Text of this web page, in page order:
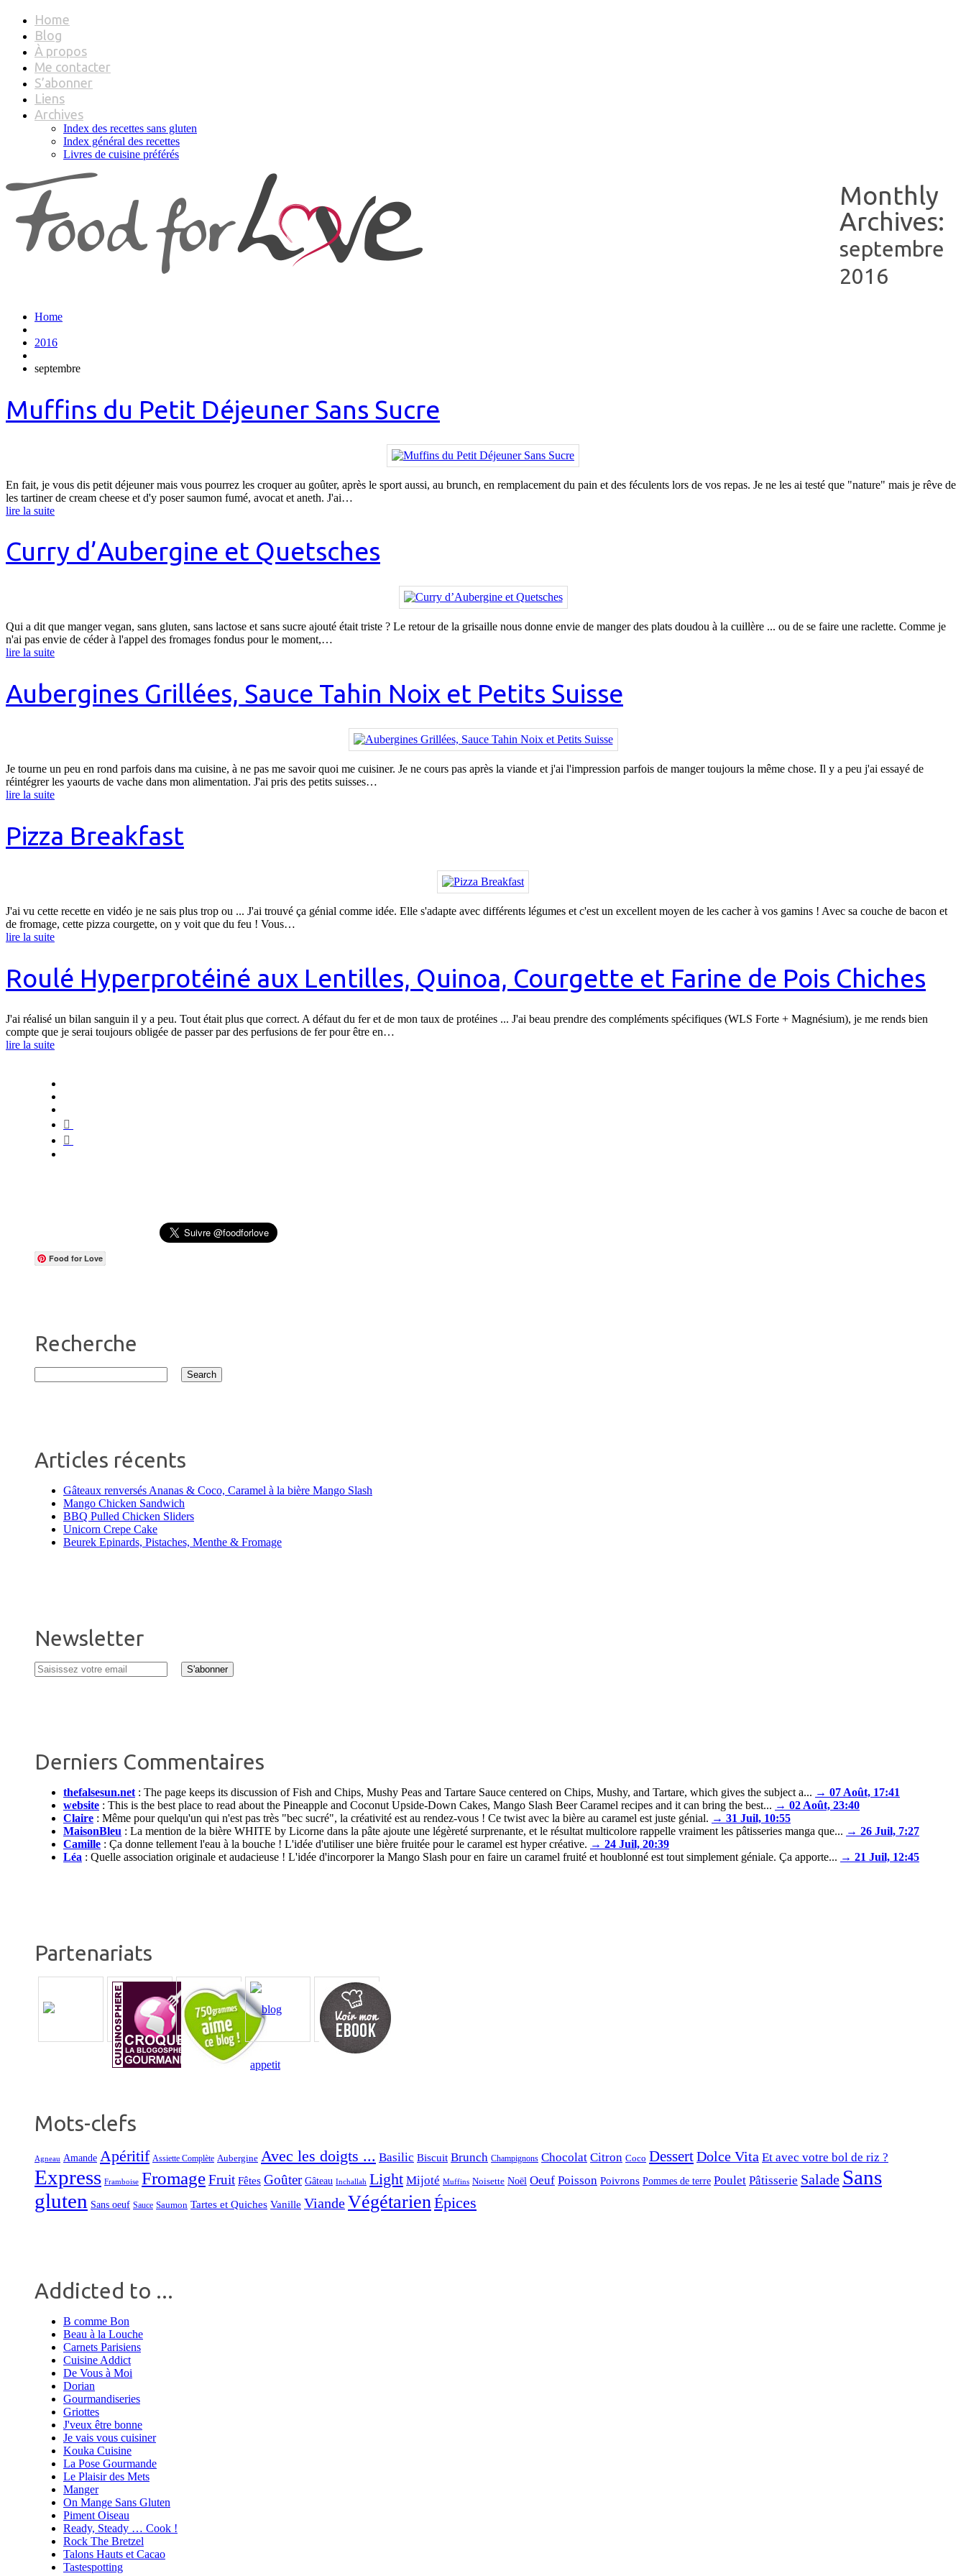
Home
Blog
À propos
Me contacter
S’abonner
Liens
Archives
Index des recettes sans gluten
Index général des recettes
Livres de cuisine préférés
Monthly
Archives:
septembre
2016
Home
2016
septembre
Muffins du Petit Déjeuner Sans Sucre
En fait, je vous dis petit déjeuner mais vous pourrez les croquer au goûter, après le sport aussi, au brunch, en remplacement du pain et des féculents lors de vos repas. Je ne les ai testé que "nature" mais je rêve de
les tartiner de cream cheese et d'y poser saumon fumé, avocat et aneth. J'ai…
lire la suite
Curry d’Aubergine et Quetsches
Qui a dit que manger vegan, sans gluten, sans lactose et sans sucre ajouté était triste ? Le retour de la grisaille nous donne envie de manger des plats doudou à la cuillère ... ou de se faire une raclette. Comme je
n'ai pas envie de céder à l'appel des fromages fondus pour le moment,…
lire la suite
Aubergines Grillées, Sauce Tahin Noix et Petits Suisse
Je tourne un peu en rond parfois dans ma cuisine, à ne pas me savoir quoi me cuisiner. Je ne cours pas après la viande et j'ai l'impression parfois de manger toujours la même chose. Il y a peu j'ai essayé de
réintégrer les yaourts de vache dans mon alimentation. J'ai pris des petits suisses…
lire la suite
Pizza Breakfast
J'ai vu cette recette en vidéo je ne sais plus trop ou ... J'ai trouvé ça génial comme idée. Elle s'adapte avec différents légumes et c'est un excellent moyen de les cacher à vos gamins ! Avec sa couche de bacon et
de fromage, cette pizza courgette, on y voit que du feu ! Vous…
lire la suite
Roulé Hyperprotéiné aux Lentilles, Quinoa, Courgette et Farine de Pois Chiches
J'ai réalisé un bilan sanguin il y a peu. Tout était plus que correct. A défaut du fer et de mon taux de protéines ... J'ai beau prendre des compléments spécifiques (WLS Forte + Magnésium), je me rends bien
compte que je serai toujours obligée de passer par des perfusions de fer pour être en…
lire la suite
Food for Love
Recherche
Articles récents
Gâteaux renversés Ananas & Coco, Caramel à la bière Mango Slash
Mango Chicken Sandwich
BBQ Pulled Chicken Sliders
Unicorn Crepe Cake
Beurek Epinards, Pistaches, Menthe & Fromage
Newsletter
Derniers Commentaires
thefalsesun.net : The page keeps its discussion of Fish and Chips, Mushy Peas and Tartare Sauce centered on Chips, Mushy, and Tartare, which gives the subject a... → 07 Août, 17:41
website : This is the best place to read about the Pineapple and Coconut Upside-Down Cakes, Mango Slash Beer Caramel recipes and it can bring the best... → 02 Août, 23:40
Claire : Même pour quelqu'un qui n'est pas très "bec sucré", la créativité est au rendez-vous ! Ce twist avec la bière au caramel est juste génial. → 31 Juil, 10:55
MaisonBleu : La mention de la bière WHITE by Licorne dans la pâte ajoute une légèreté surprenante, et le résultat multicolore rappelle vraiment les pâtisseries manga que... → 26 Juil, 7:27
Camille : Ça donne tellement l'eau à la bouche ! L'idée d'utiliser une bière fruitée pour le caramel est hyper créative. → 24 Juil, 20:39
Léa : Quelle association originale et audacieuse ! L'idée d'incorporer la Mango Slash pour en faire un caramel fruité et houblonné est tout simplement géniale. Ça apporte... → 21 Juil, 12:45
Partenariats
Mots-clefs
Agneau Amande Apéritif Assiette Complète Aubergine Avec les doigts ... Basilic Biscuit Brunch Champignons Chocolat Citron Coco DessertDolce Vita Et avec votre bol de riz ?
Express Framboise FromageFruit Fêtes Goûter Gâteau Inchallah Light Mijoté Muffins Noisette Noël Oeuf Poisson Poivrons Pommes de terre Poulet Pâtisserie Salade Sans
gluten Sans oeuf Sauce Saumon Tartes et Quiches Vanille ViandeVégétarien Épices
Addicted to ...
B comme Bon
Beau à la Louche
Carnets Parisiens
Cuisine Addict
De Vous à Moi
Dorian
Gourmandiseries
Griottes
J'veux être bonne
Je vais vous cuisiner
Kouka Cuisine
La Pose Gourmande
Le Plaisir des Mets
Manger
On Mange Sans Gluten
Piment Oiseau
Ready, Steady … Cook !
Rock The Bretzel
Talons Hauts et Cacao
Tastespotting